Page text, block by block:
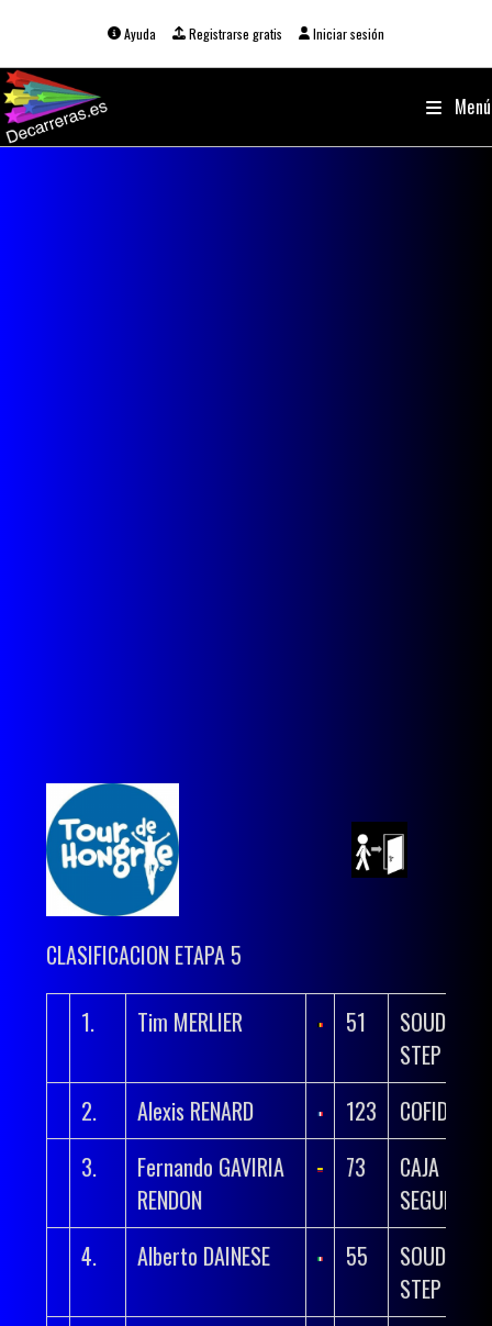
Ayuda Registrarse gratis Iniciar sesión
Menú
CLASIFICACION ETAPA 5
1. Tim MERLIER 51
SOUDAL
STEP
2.
Alexis RENARD 123
COFIDIS
3.
Fernando GAVIRIA
RENDON
73
CAJA
SEGUROS
4.
Alberto DAINESE 55
SOUDAL
STEP